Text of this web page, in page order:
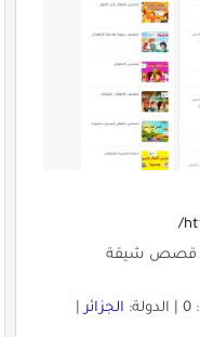
.. قصص شيقة
الجزائر|